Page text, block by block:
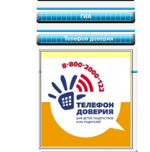
ГИА
Телефон доверия